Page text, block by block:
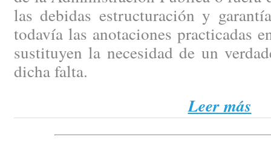
las debidas estructuración y
todavía las anotaciones practicadas
sustituyen la necesidad de un
dicha falta.
Leer más